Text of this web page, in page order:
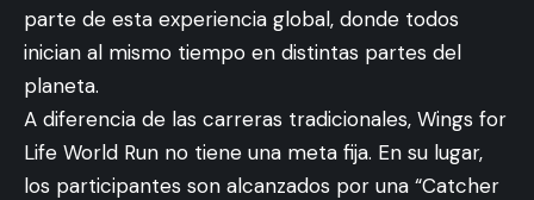
parte de esta experiencia global, donde todos
inician al mismo tiempo en distintas partes del
planeta.
A diferencia de las carreras tradicionales, Wings for
Life World Run no tiene una meta fija. En su lugar,
los participantes son alcanzados por una “Catcher